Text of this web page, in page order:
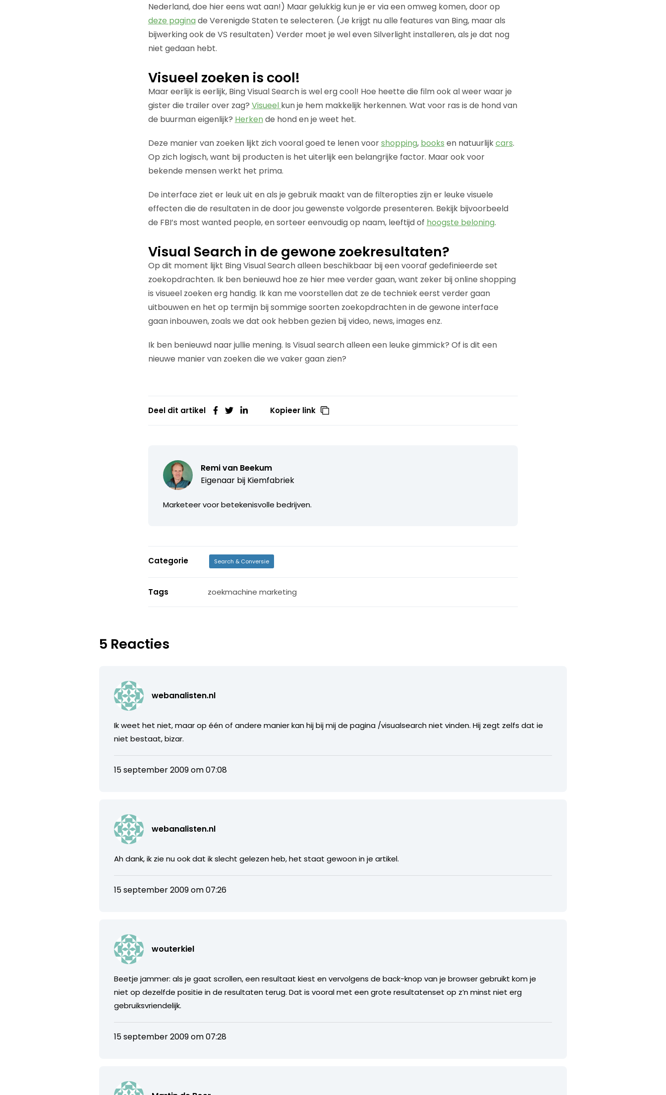
Nederland, doe hier eens wat aan!) Maar gelukkig kun je er via een omweg komen, door op
deze pagina de Verenigde Staten te selecteren. (Je krijgt nu alle features van Bing, maar als
bijwerking ook de VS resultaten) Verder moet je wel even Silverlight installeren, als je dat nog
niet gedaan hebt.
Visueel zoeken is cool!
Maar eerlijk is eerlijk, Bing Visual Search is wel erg cool! Hoe heette die film ook al weer waar je
gister die trailer over zag? Visueel kun je hem makkelijk herkennen. Wat voor ras is de hond van
de buurman eigenlijk? Herken de hond en je weet het.
Deze manier van zoeken lijkt zich vooral goed te lenen voorshopping, books en natuurlijkcars.
Op zich logisch, want bij producten is het uiterlijk een belangrijke factor. Maar ook voor
bekende mensen werkt het prima.
De interface ziet er leuk uit en als je gebruik maakt van de filteropties zijn er leuke visuele
effecten die de resultaten in de door jou gewenste volgorde presenteren. Bekijk bijvoorbeeld
de FBI’s most wanted people, en sorteer eenvoudig op naam, leeftijd of hoogste beloning.
Visual Search in de gewone zoekresultaten?
Op dit moment lijkt Bing Visual Search alleen beschikbaar bij een vooraf gedefinieerde set
zoekopdrachten. Ik ben benieuwd hoe ze hier mee verder gaan, want zeker bij online shopping
is visueel zoeken erg handig. Ik kan me voorstellen dat ze de techniek eerst verder gaan
uitbouwen en het op termijn bij sommige soorten zoekopdrachten in de gewone interface
gaan inbouwen, zoals we dat ook hebben gezien bij video, news, images enz.
Ik ben benieuwd naar jullie mening. Is Visual search alleen een leuke gimmick? Of is dit een
nieuwe manier van zoeken die we vaker gaan zien?
Deel dit artikel Kopieer link
Remi van Beekum
Eigenaar bij Kiemfabriek
Marketeer voor betekenisvolle bedrijven.
Categorie Search & Conversie
Tags zoekmachine marketing
5 Reacties
webanalisten.nl
Ik weet het niet, maar op één of andere manier kan hij bij mij de pagina /visualsearch niet vinden. Hij zegt zelfs dat ie
niet bestaat, bizar.
15 september 2009 om 07:08
webanalisten.nl
Ah dank, ik zie nu ook dat ik slecht gelezen heb, het staat gewoon in je artikel.
15 september 2009 om 07:26
wouterkiel
Beetje jammer: als je gaat scrollen, een resultaat kiest en vervolgens de back-knop van je browser gebruikt kom je
niet op dezelfde positie in de resultaten terug. Dat is vooral met een grote resultatenset op z’n minst niet erg
gebruiksvriendelijk.
15 september 2009 om 07:28